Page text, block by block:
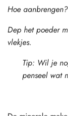
Hoe aanbrengen?
Dep het poeder
vlekjes.
Tip: Wil je
penseel wat